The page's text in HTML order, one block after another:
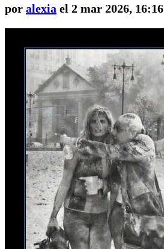
por alexia el 2 mar 2026, 16:16